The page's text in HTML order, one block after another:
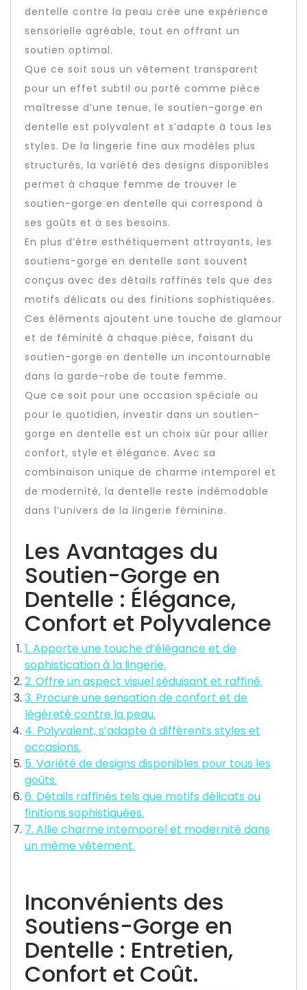
dentelle contre la peau crée une expérience
sensorielle agréable, tout en offrant un
soutien optimal.
Que ce soit sous un vêtement transparent
pour un effet subtil ou porté comme pièce
maîtresse d’une tenue, le soutien-gorge en
dentelle est polyvalent et s’adapte à tous les
styles. De la lingerie fine aux modèles plus
structurés, la variété des designs disponibles
permet à chaque femme de trouver le
soutien-gorge en dentelle qui correspond à
ses goûts et à ses besoins.
En plus d’être esthétiquement attrayants, les
soutiens-gorge en dentelle sont souvent
conçus avec des détails raffinés tels que des
motifs délicats ou des finitions sophistiquées.
Ces éléments ajoutent une touche de glamour
et de féminité à chaque pièce, faisant du
soutien-gorge en dentelle un incontournable
dans la garde-robe de toute femme.
Que ce soit pour une occasion spéciale ou
pour le quotidien, investir dans un soutien-
gorge en dentelle est un choix sûr pour allier
confort, style et élégance. Avec sa
combinaison unique de charme intemporel et
de modernité, la dentelle reste indémodable
dans l’univers de la lingerie féminine.
Les Avantages du
Soutien-Gorge en
Dentelle : Élégance,
Confort et Polyvalence
1. Apporte une touche d’élégance et de
sophistication à la lingerie.
2. Offre un aspect visuel séduisant et raffiné.
3. Procure une sensation de confort et de
légèreté contre la peau.
4. Polyvalent, s’adapte à différents styles et
occasions.
5. Variété de designs disponibles pour tous les
goûts.
6. Détails raffinés tels que motifs délicats ou
finitions sophistiquées.
7. Allie charme intemporel et modernité dans
un même vêtement.
Inconvénients des
Soutiens-Gorge en
Dentelle : Entretien,
Confort et Coût.